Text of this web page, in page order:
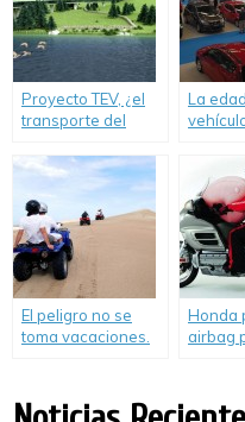
Proyecto TEV, ¿el
transporte del
La
El peligro no se
toma vacaciones.
Cuatriciclos.
Honda
airbag